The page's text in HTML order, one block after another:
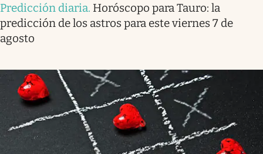
Predicción diaria. Horóscopo para Tauro: la
predicción de los astros para este viernes 7 de
agosto